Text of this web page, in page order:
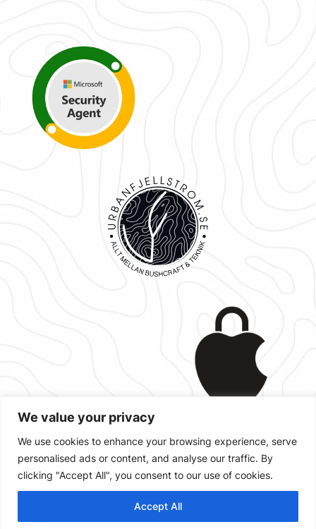
We value your privacy
We use cookies to enhance your browsing experience, serve
personalised ads or content, and analyse our traffic. By
clicking "Accept All", you consent to our use of cookies.
Accept All
Designad med , ochWordPress